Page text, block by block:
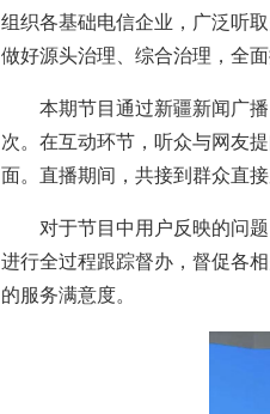
组织各基础电信企业，广泛听
做好源头治理、综合治理，全
本期节目通过新疆新闻广
次。在互动环节，听众与网友
面。直播期间，共接到群众直接
对于节目中用户反映的问
进行全过程跟踪督办，督促各
的服务满意度。